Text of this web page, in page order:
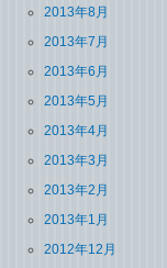
2013年8月
2013年7月
2013年6月
2013年5月
2013年4月
2013年3月
2013年2月
2013年1月
2012年12月